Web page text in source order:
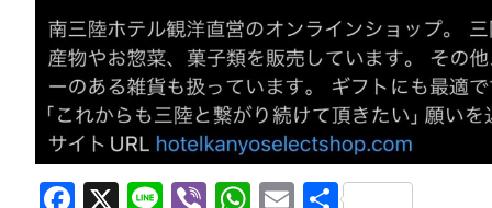
Facebook
X LineViberWhatsApp
Email
共